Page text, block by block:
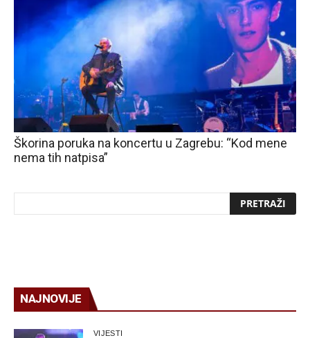
Škorina poruka na koncertu u Zagrebu: “Kod mene
nema tih natpisa”
NAJNOVIJE
VIJESTI